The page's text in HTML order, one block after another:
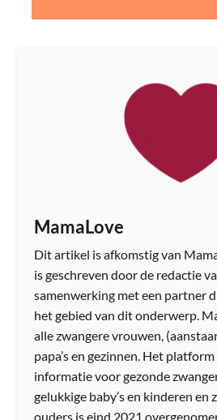
MamaLove
Dit artikel is afkomstig van
is geschreven door de redactie
samenwerking met een partner
het gebied van dit onderwerp.
alle zwangere vrouwen,
papa’s en gezinnen. Het
informatie voor gezonde
gelukkige baby’s en kinderen en
ouders is eind 2021